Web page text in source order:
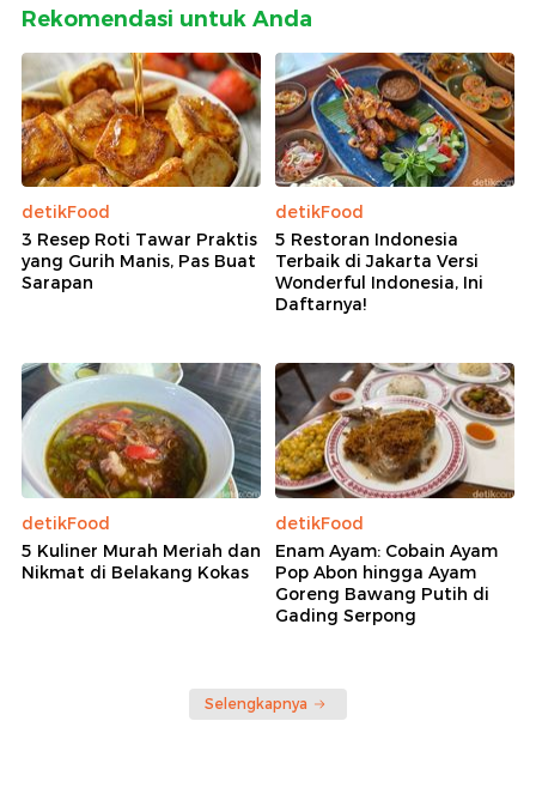
Rekomendasi untuk Anda
detikFood
3 Resep Roti Tawar Praktis
yang Gurih Manis, Pas Buat
Sarapan
detikFood
5 Restoran Indonesia
Terbaik di Jakarta Versi
Wonderful Indonesia, Ini
Daftarnya!
detikFood
5 Kuliner Murah Meriah dan
Nikmat di Belakang Kokas
detikFood
Enam Ayam: Cobain Ayam
Pop Abon hingga Ayam
Goreng Bawang Putih di
Gading Serpong
Selengkapnya